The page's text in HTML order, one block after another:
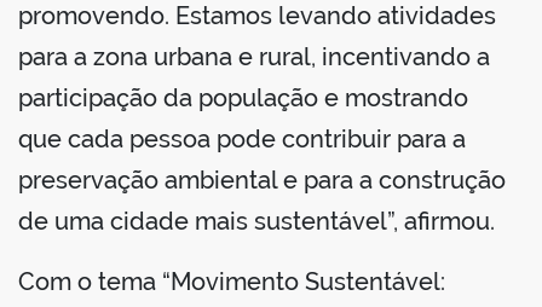
promovendo. Estamos levando atividades
para a zona urbana e rural, incentivando a
participação da população e mostrando
que cada pessoa pode contribuir para a
preservação ambiental e para a construção
de uma cidade mais sustentável”, afirmou.
Com o tema “Movimento Sustentável: